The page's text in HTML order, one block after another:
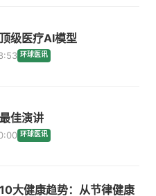
级医疗AI模型
环球医讯
佳演讲
环球医讯
大健康趋势：从节律健康